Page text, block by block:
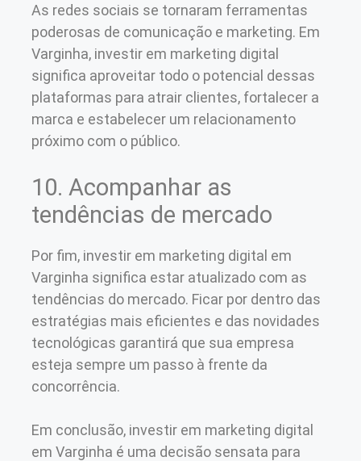
As redes sociais se tornaram ferramentas
poderosas de comunicação e marketing. Em
Varginha, investir em marketing digital
significa aproveitar todo o potencial dessas
plataformas para atrair clientes, fortalecer a
marca e estabelecer um relacionamento
próximo com o público.
10. Acompanhar as
tendências de mercado
Por fim, investir em marketing digital em
Varginha significa estar atualizado com as
tendências do mercado. Ficar por dentro das
estratégias mais eficientes e das novidades
tecnológicas garantirá que sua empresa
esteja sempre um passo à frente da
concorrência.
Em conclusão, investir em marketing digital
em Varginha é uma decisão sensata para